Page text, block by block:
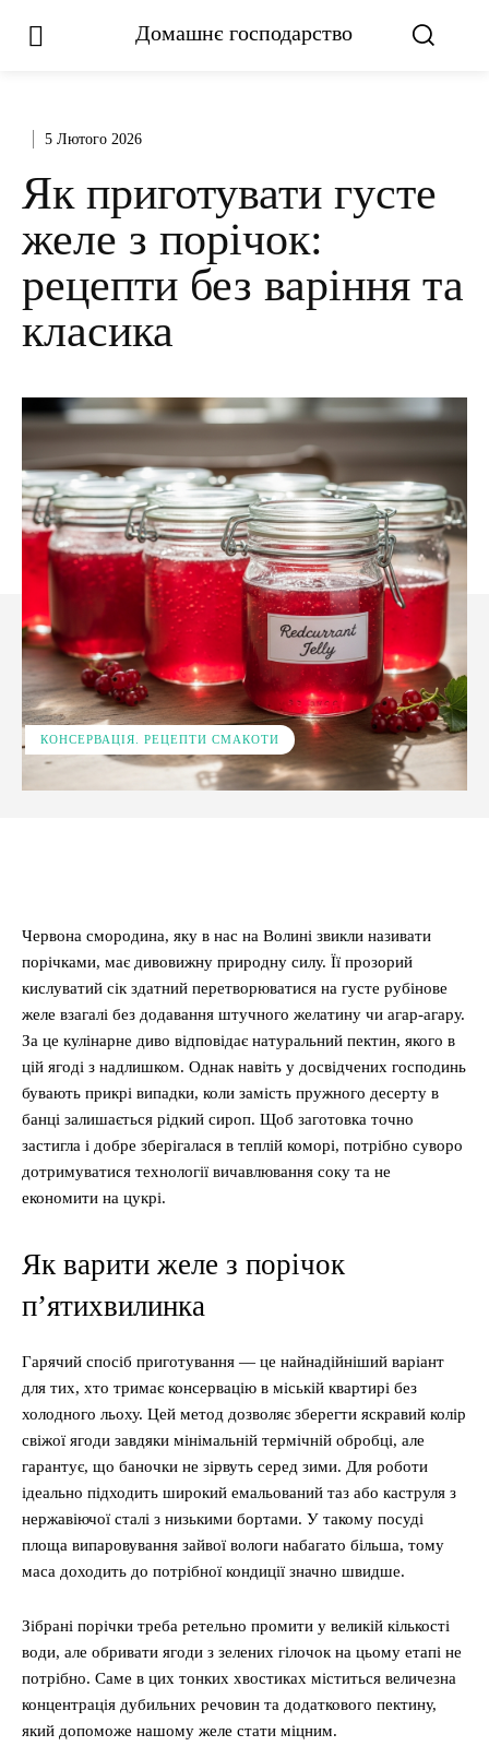
Домашнє господарство
5 Лютого 2026
Як приготувати густе
желе з порічок:
рецепти без варіння та
класика
КОНСЕРВАЦІЯ. РЕЦЕПТИ СМАКОТИ
Червона смородина, яку в нас на Волині звикли називати
порічками, має дивовижну природну силу. Її прозорий
кислуватий сік здатний перетворюватися на густе рубінове
желе взагалі без додавання штучного желатину чи агар-агару.
За це кулінарне диво відповідає натуральний пектин, якого в
цій ягоді з надлишком. Однак навіть у досвідчених господинь
бувають прикрі випадки, коли замість пружного десерту в
банці залишається рідкий сироп. Щоб заготовка точно
застигла і добре зберігалася в теплій коморі, потрібно суворо
дотримуватися технології вичавлювання соку та не
економити на цукрі.
Як варити желе з порічок
п’ятихвилинка
Гарячий спосіб приготування — це найнадійніший варіант
для тих, хто тримає консервацію в міській квартирі без
холодного льоху. Цей метод дозволяє зберегти яскравий колір
свіжої ягоди завдяки мінімальній термічній обробці, але
гарантує, що баночки не зірвуть серед зими. Для роботи
ідеально підходить широкий емальований таз або каструля з
нержавіючої сталі з низькими бортами. У такому посуді
площа випаровування зайвої вологи набагато більша, тому
маса доходить до потрібної кондиції значно швидше.
Зібрані порічки треба ретельно промити у великій кількості
води, але обривати ягоди з зелених гілочок на цьому етапі не
потрібно. Саме в цих тонких хвостиках міститься величезна
концентрація дубильних речовин та додаткового пектину,
який допоможе нашому желе стати міцним.